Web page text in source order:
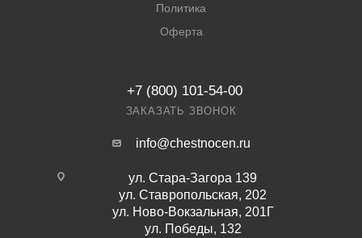
Политика
Оферта
+7 (800) 101-54-00
ЗАКАЗАТЬ ЗВОНОК
info@chestnocen.ru
ул. Стара-Загора 139
ул. Ставропольская, 202
ул. Ново-Вокзальная, 201Г
ул. Победы, 132